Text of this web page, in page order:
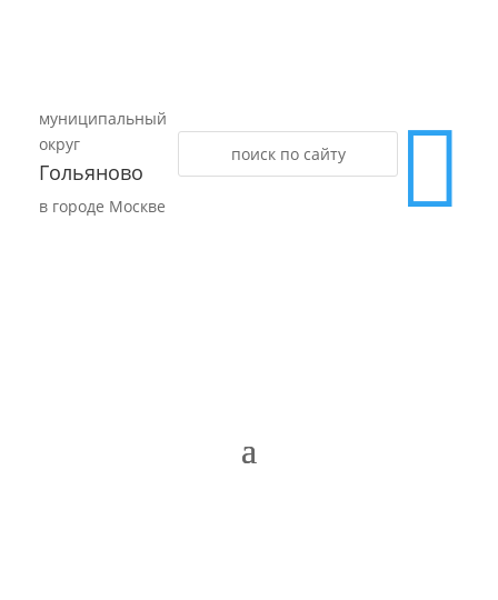
муниципальный
округ
Гольяново
в городе Москве 